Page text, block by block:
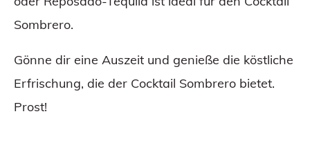
Sombrero.
Gönne dir eine Auszeit und genieße die köstliche
Erfrischung, die der Cocktail Sombrero bietet.
Prost!